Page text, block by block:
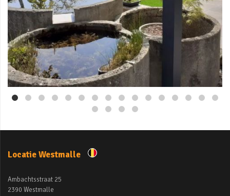
Mei 3
Locatie Westmalle
Ambachtsstraat 25
2390 Westmalle